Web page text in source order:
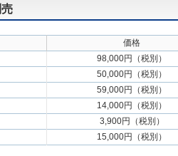
価格
98,000円（税別）
50,000円（税別）
59,000円（税別）
14,000円（税別）
3,900円（税別）
15,000円（税別）